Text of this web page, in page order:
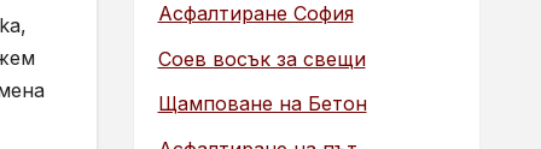
Асфалтиране София
Соев восък за свещи
Щамповане на Бетон